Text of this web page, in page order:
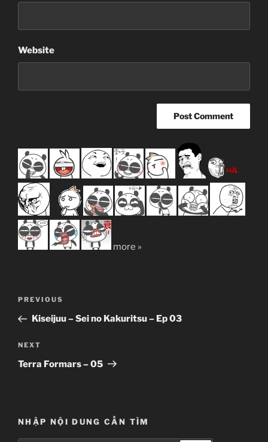
Website
more »
Previous
Post
PREVIOUS
Kiseijuu – Sei no Kakuritsu – Ep 03
Next
Post
NEXT
Terra Formars – 05
NHẬP NỘI DUNG CẦN TÌM